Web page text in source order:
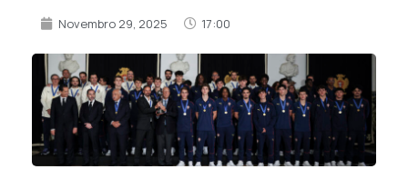
Novembro 29, 2025 17:00